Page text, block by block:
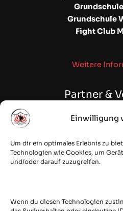
Einwilligung
Um dir ein optimales Erlebnis zu
Technologien wie Cookies, um
und/oder darauf zuzugreifen.
Wenn du diesen Technologien
Grundschule
Fight Club
Weitere
Partner &
Fehntjer
Budostoff
quesec: IT